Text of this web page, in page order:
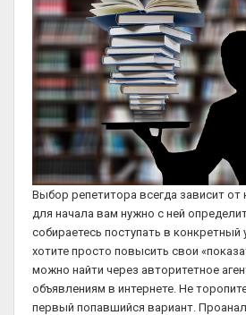
Выбор репетитора всегда зависит от
для начала вам нужно с ней
собираетесь поступать в конкретный
хотите просто повысить свои
можно найти через авторитетное
объявлениям в интернете. Не
первый попавшийся вариант.